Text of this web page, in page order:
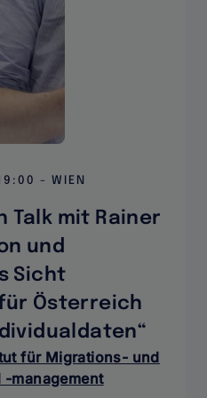
- WIEN
Talk mit Rainer
und
Sicht
Österreich
für Migrations- und
management